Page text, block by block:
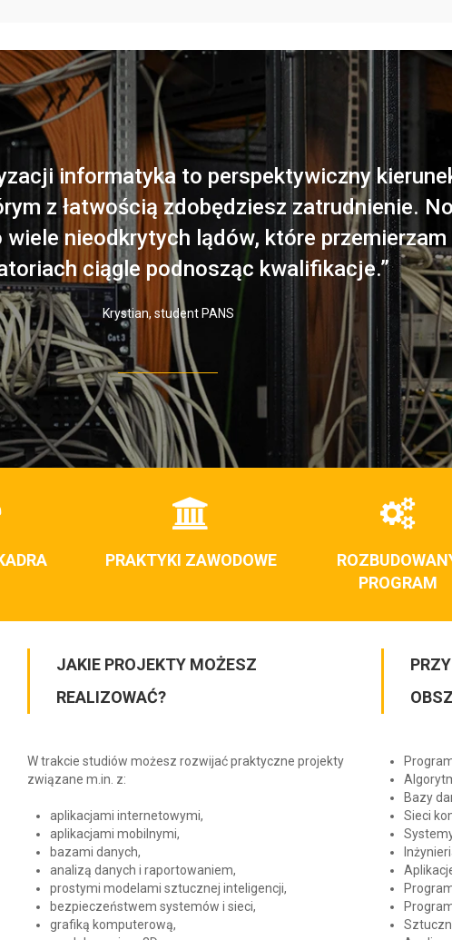
informatyka to perspektywiczny
z łatwością zdobędziesz zatrudnienie.
nieodkrytych lądów, które przemierzam
ciągle podnosząc kwalifikacje.”
Krystian, student PANS
PRAKTYKI ZAWODOWE
PROGRAM
JAKIE PROJEKTY MOŻESZ
REALIZOWAĆ?
W trakcie studiów możesz rozwijać praktyczne projekty
związane m.in. z:
aplikacjami internetowymi,
aplikacjami mobilnymi,
bazami danych,
analizą danych i raportowaniem,
prostymi modelami sztucznej inteligencji,
bezpieczeństwem systemów i sieci,
grafiką komputerową,
Bazy
Sieci